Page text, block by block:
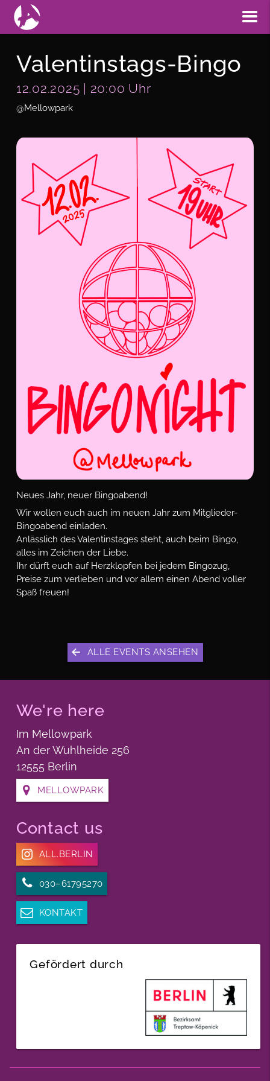
Valentinstags-Bingo
12.02.2025 | 20:00 Uhr
@Mellowpark
Neues Jahr, neuer Bingoabend!
Wir wollen euch auch im neuen Jahr zum Mitglieder-
Bingoabend einladen.
Anlässlich des Valentinstages steht, auch beim Bingo,
alles im Zeichen der Liebe.
Ihr dürft euch auf Herzklopfen bei jedem Bingozug,
Preise zum verlieben und vor allem einen Abend voller
Spaß freuen!
ALLE EVENTS ANSEHEN
We're here
Im Mellowpark
An der Wuhlheide 256
12555 Berlin
MELLOWPARK
Contact us
ALL.BERLIN
030–61795270
KONTAKT
Gefördert durch